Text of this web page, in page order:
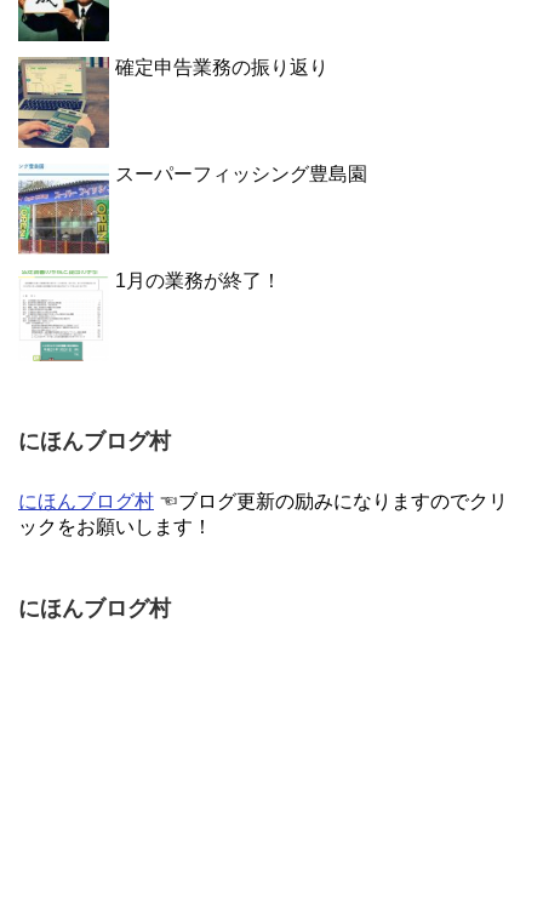
確定申告業務の振り返り
スーパーフィッシング豊島園
1月の業務が終了！
にほんブログ村
にほんブログ村 ☜ブログ更新の励みになりますのでクリ
ックをお願いします！
にほんブログ村